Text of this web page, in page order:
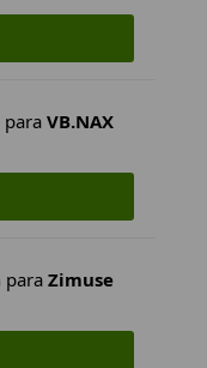
paraVB.NAX
para Zimuse